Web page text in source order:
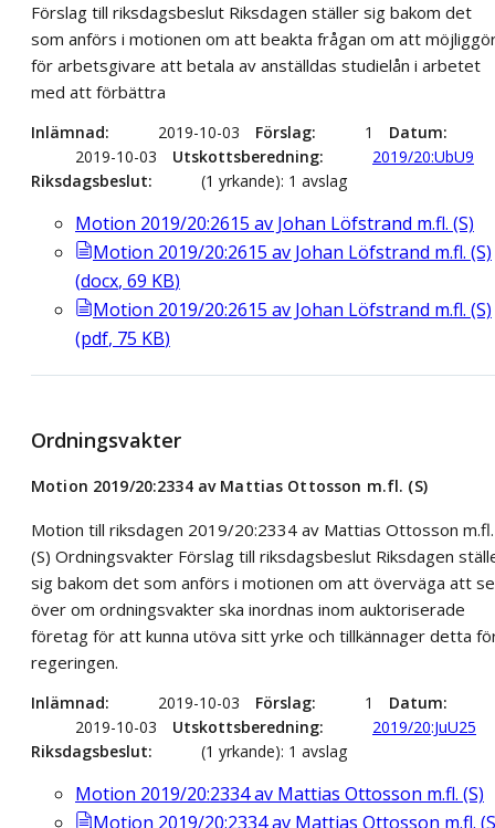
Förslag till riksdagsbeslut Riksdagen ställer sig bakom det
som anförs i motionen om att beakta frågan om att
för arbetsgivare att betala av anställdas studielån i arbetet
med att förbättra
Inlämnad 2019-10-03 Förslag 1
Datum
2019-10-03
Utskottsberedning
2019/20:UbU9
Riksdagsbeslut
(1 yrkande): 1 avslag
Motion 2019/20:2615 av Johan Löfstrand m.fl. (S)
Motion 2019/20:2615 av Johan Löfstrand m.fl. (S)
(docx, 69 KB)
Motion 2019/20:2615 av Johan Löfstrand m.fl. (S)
(pdf, 75 KB)
Ordningsvakter
Motion 2019/20:2334 av Mattias Ottosson m.fl. (S)
Motion till riksdagen 2019/20:2334 av Mattias Ottosson m.fl.
(S) Ordningsvakter Förslag till riksdagsbeslut Riksdagen
sig bakom det som anförs i motionen om att överväga att se
över om ordningsvakter ska inordnas inom auktoriserade
företag för att kunna utöva sitt yrke och tillkännager detta
regeringen.
Inlämnad 2019-10-03 Förslag 1
Datum
2019-10-03
Utskottsberedning
2019/20:JuU25
Riksdagsbeslut
(1 yrkande): 1 avslag
Motion 2019/20:2334 av Mattias Ottosson m.fl. (S)
Motion 2019/20:2334 av Mattias Ottosson m.fl.